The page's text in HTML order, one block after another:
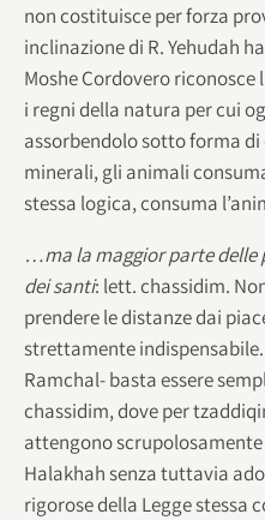
non costituisce per forza
inclinazione di R. Yehudah
Moshe Cordovero riconosce
i regni della natura per cui
assorbendolo sotto forma
minerali, gli animali
stessa logica, consuma
…ma la maggior parte delle
dei santi: lett. chassidim.
prendere le distanze dai
strettamente
Ramchal- basta essere
chassidim, dove per
attengono
Halakhah senza tuttavia
rigorose della Legge stessa